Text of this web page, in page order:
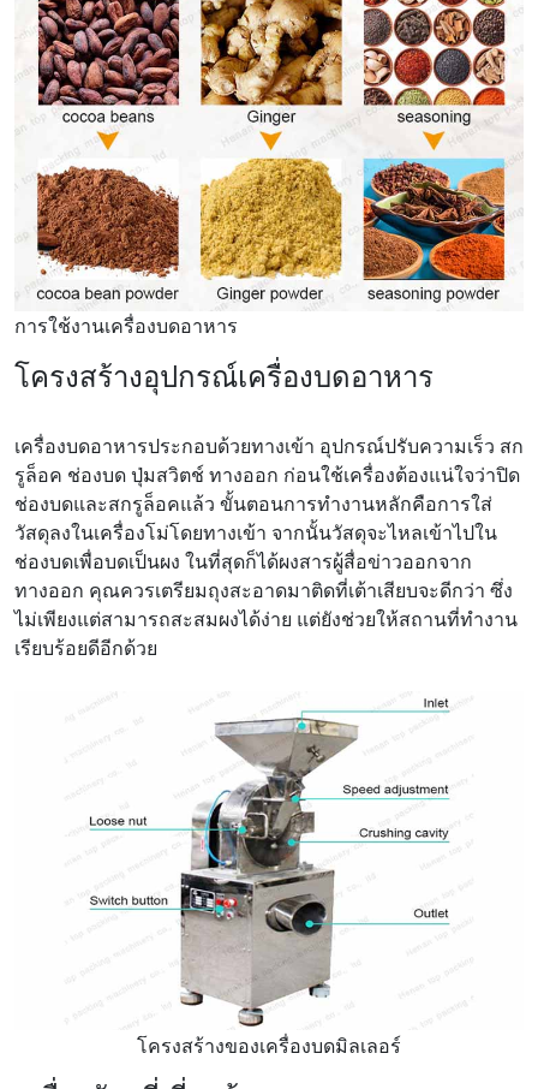
การใช้งานเครื่องบดอาหาร
โครงสร้างอุปกรณ์เครื่องบดอาหาร
เครื่องบดอาหารประกอบด้วยทางเข้า อุปกรณ์ปรับความเร็ว สก
รูล็อค ช่องบด ปุ่มสวิตช์ ทางออก ก่อนใช้เครื่องต้องแน่ใจว่าปิด
ช่องบดและสกรูล็อคแล้ว ขั้นตอนการทำงานหลักคือการใส่
วัสดุลงในเครื่องโม่โดยทางเข้า จากนั้นวัสดุจะไหลเข้าไปใน
ช่องบดเพื่อบดเป็นผง ในที่สุดก็ได้ผงสารผู้สื่อข่าวออกจาก
ทางออก คุณควรเตรียมถุงสะอาดมาติดที่เต้าเสียบจะดีกว่า ซึ่ง
ไม่เพียงแต่สามารถสะสมผงได้ง่าย แต่ยังช่วยให้สถานที่ทำงาน
เรียบร้อยดีอีกด้วย
โครงสร้างของเครื่องบดมิลเลอร์